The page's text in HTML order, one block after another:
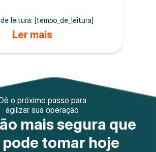
leitura: [tempo_de_leitura]
Ler mais
o próximo passo para
agilizar sua operação
mais segura que
tomar hoje